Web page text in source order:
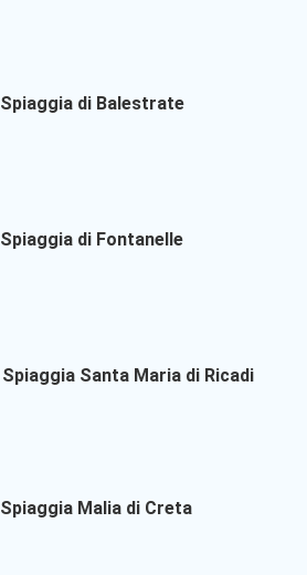
Spiaggia di Balestrate
Spiaggia di Fontanelle
Spiaggia Santa Maria di Ricadi
Spiaggia Malia di Creta